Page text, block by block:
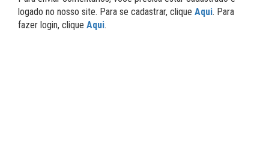
logado no nosso site. Para se cadastrar, clique Aqui. Para
fazer login, clique Aqui.